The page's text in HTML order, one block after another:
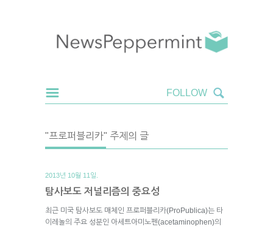
"프로퍼블리카" 주제의 글
2013년 10월 11일.
탐사보도 저널리즘의 중요성
최근 미국 탐사보도 매체인 프로퍼블리카(ProPublica)는 타
이레놀의 주요 성분인 아세트아미노펜(acetaminophen)의